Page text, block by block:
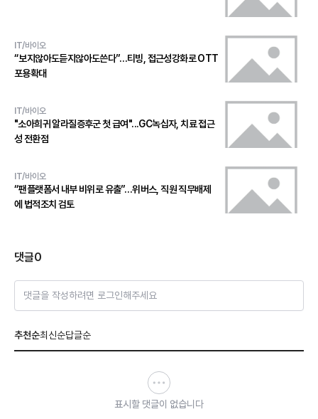
IT/바이오
“보지않아도듣지않아도쓴다”…티빙, 접근성강화로 OTT
포용확대
IT/바이오
"소아희귀 알라질증후군 첫 급여"...GC녹십자, 치료 접근
성 전환점
IT/바이오
“팬플랫폼서 내부 비위로 유출”…위버스, 직원 직무배제
에 법적조치 검토
댓글0
댓글을 작성하려면 로그인해주세요
추천순최신순답글순
표시할 댓글이 없습니다